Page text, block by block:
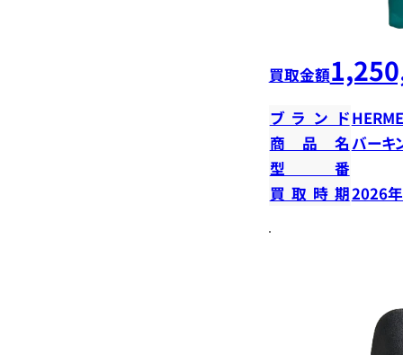
買取金額
ブランド
商品名 バーキ
型番
買取時期2026